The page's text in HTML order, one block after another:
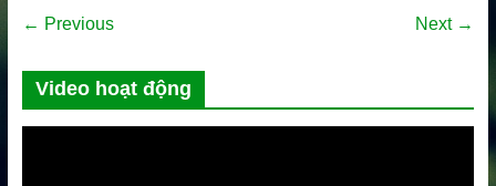
← Previous Next →
Video hoạt động